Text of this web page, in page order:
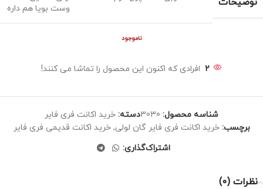
وست بویا هم داره
ناموجود
2 افرادی که اکنون این محصول را تماشا می کنند!
شناسه محصول: 3030دسته: خرید اکانت فری فایر
برچسب: خرید اکانت فری فایر گان لولی, خرید اکانت قدیمی فری فایر
اشتراک‌گذاری:
نظرات (0)